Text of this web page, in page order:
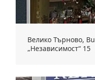
Велико Търново,
„Независимост“ 15